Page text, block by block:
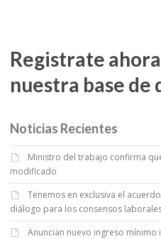
Registrate
nuestra base de
Noticias Recientes
Ministro del trabajo confirma
modificado
Tenemos en exclusiva el
diálogo para los consensos
Anuncian nuevo ingreso mínimo